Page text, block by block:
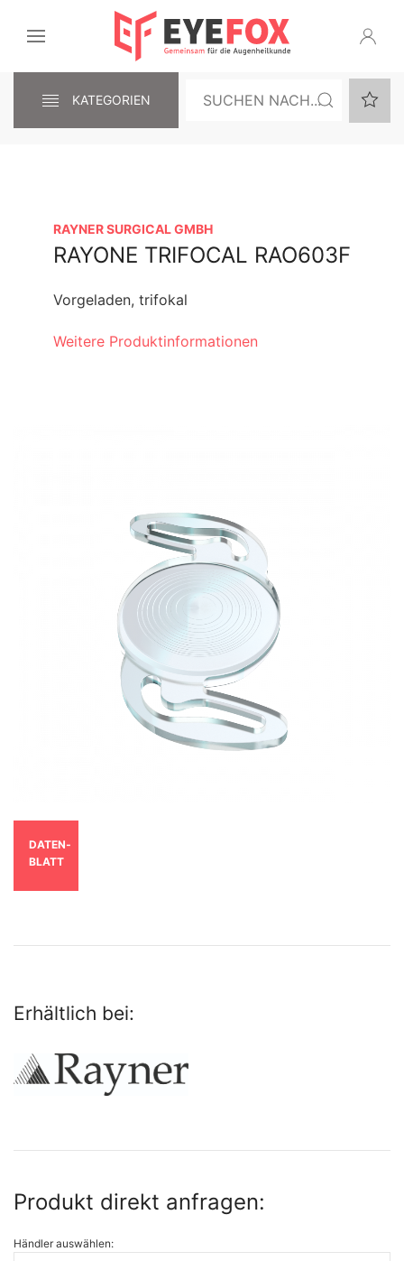
KATEGORIEN
DATEN­
BLATT
RAYNER SURGICAL GMBH
RAYONE TRIFOCAL RAO603F
Vorgeladen, trifokal
Weitere Produktinformationen
Erhältlich bei:
Produkt direkt anfragen:
Händler auswählen: